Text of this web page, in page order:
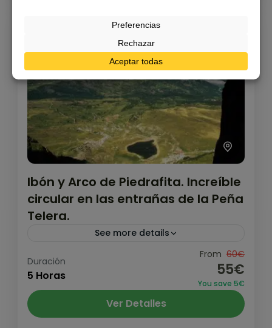
Ibón y Arco de Piedrafita. Increíble
circular en las entrañas de la Peña
Telera.
See more details
Trekking al Ibón de Piedrafita y al Arco,
donde nos enteraremos de los secretos
que se guardan a las faldas de la Peña
Pirineo y Prepirineo,Valle de Tena
Duración
5 Horas
From 60€
55€
You save 5€
Ver Detalles